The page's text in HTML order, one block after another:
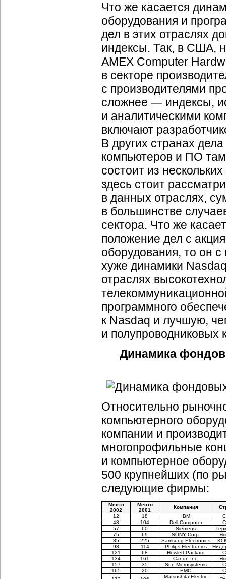
Что же касается
оборудования и
дел в этих отраслях
индексы. Так, в США,
AMEX Computer
в секторе
с производителями
сложнее — индексы,
и аналитическими
включают
В других странах
компьютеров и ПО
состоит из
здесь стоит
в данных отраслях,
в большинстве
сектора. Что же
положение дел с
оборудования, то он с
хуже динамики
отраслях
программного
к Nasdaq и лучшую,
и полупроводниковых
Динамика
Относительно
компьютерного
компании и
многопрофильные
и компьютерное
500 крупнейших (по
следующие фирмы:
Место
2002
Место
2001
Компания
12
18 IBM
48
104 Dell Computer
57
60 Siemens
75
69 SONY Corp.
85
225 Samsung Electronics
Ю
98
114 Philips Electronics
121
68 Hewlett-Packard
134
161 Canon Inc.
157
35 Sun Microsystems
165
20 EMC
Matsushita Electric